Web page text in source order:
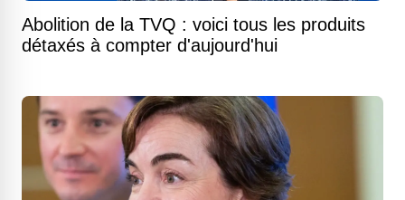
Abolition de la TVQ : voici tous les produits
détaxés à compter d'aujourd'hui